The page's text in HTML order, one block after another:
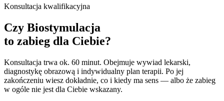
Konsultacja kwalifikacyjna
Czy Biostymulacja
to zabieg dla Ciebie?
Konsultacja trwa ok. 60 minut. Obejmuje wywiad lekarski,
diagnostykę obrazową i indywidualny plan terapii. Po jej
zakończeniu wiesz dokładnie, co i kiedy ma sens — albo że zabieg
w ogóle nie jest dla Ciebie wskazany.